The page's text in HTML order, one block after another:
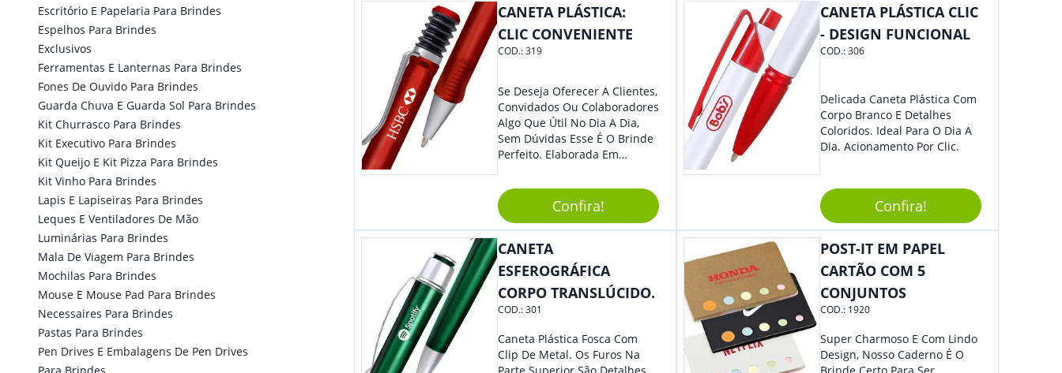
Escritório E Papelaria Para Brindes
Espelhos Para Brindes
Exclusivos
Ferramentas E Lanternas Para Brindes
Fones De Ouvido Para Brindes
Guarda Chuva E Guarda Sol Para Brindes
Kit Churrasco Para Brindes
Kit Executivo Para Brindes
Kit Queijo E Kit Pizza Para Brindes
Kit Vinho Para Brindes
Lapis E Lapiseiras Para Brindes
Leques E Ventiladores De Mão
Luminárias Para Brindes
Mala De Viagem Para Brindes
Mochilas Para Brindes
Mouse E Mouse Pad Para Brindes
Necessaires Para Brindes
Pastas Para Brindes
Pen Drives E Embalagens De Pen Drives
CANETA PLÁSTICA:
CLIC CONVENIENTE
COD.:319
Se Deseja Oferecer A Clientes,
Convidados Ou Colaboradores
Algo Que Útil No Dia A Dia,
Sem Dúvidas Esse É O Brinde
Perfeito. Elaborada Em
Com Detalhes Em Metal, Essa
Incrível Caneta Esferográfica É
Acionada Na Por Clic Na Parte
Superior.
Confira!
CANETA PLÁSTICA CLIC
- DESIGN FUNCIONAL
COD.:306
Delicada Caneta Plástica Com
Corpo Branco E Detalhes
Coloridos. Ideal Para O Dia A
Dia. Acionamento Por Clic.
Confira!
CANETA
ESFEROGRÁFICA
CORPO TRANSLÚCIDO.
COD.:301
Caneta Plástica Fosca Com
Clip De Metal. Os Furos Na
POST-IT EM PAPEL
CARTÃO COM 5
CONJUNTOS
COD.: 1920
Super Charmoso E Com Lindo
Design, Nosso Caderno É O